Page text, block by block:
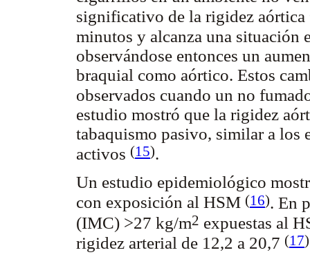
significativo de la rigidez aórtica
minutos y alcanza una situación
observándose entonces un
braquial como aórtico. Estos
observados cuando un no
estudio mostró que la rigidez
tabaquismo pasivo, similar a los
activos (15).
Un estudio epidemiológico
con exposición al HSM (16). En
(IMC) >27 kg/m2 expuestas al
rigidez arterial de 12,2 a 20,7 (17)